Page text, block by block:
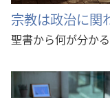
宗教は政治に関
聖書から何が分か